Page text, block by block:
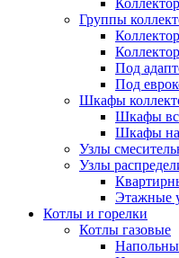
Группы
Под
Под
Шкафы
Шкафы
Шкафы
Узлы
Узлы
Этажные
Котлы и горелки
Котлы газовые